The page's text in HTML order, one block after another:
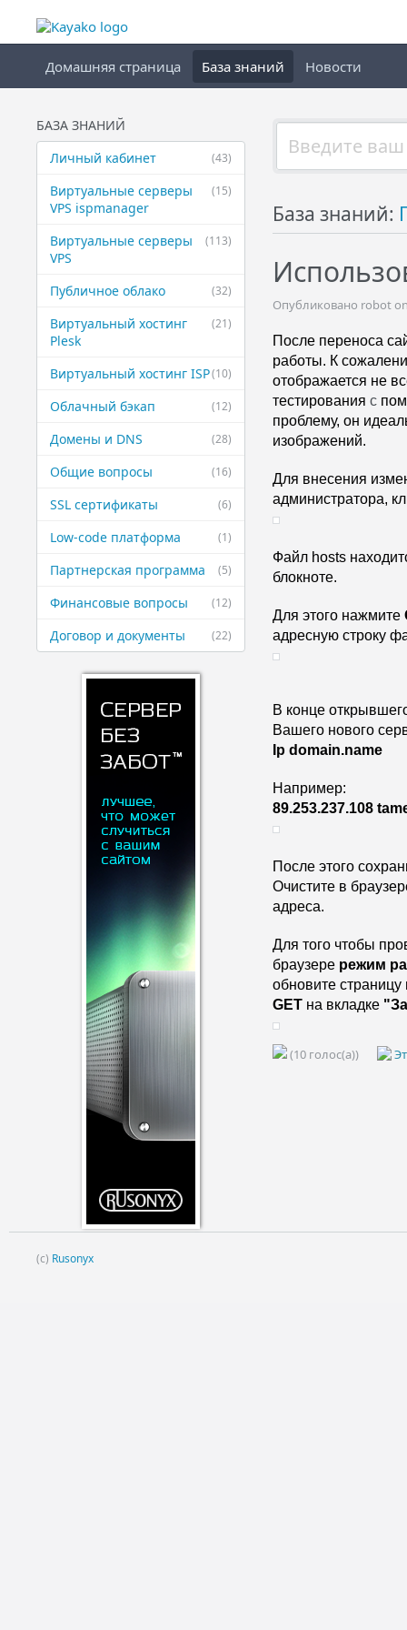
Домашняя страница База знаний Новости
БАЗА ЗНАНИЙ
(43)
Личный кабинет
(15)
Виртуальные ​серверы
VPS ispmanager
(113)
Виртуальные ​серверы
VPS
(32)
Публичное ​облако
(21)
Виртуальный ​хостинг
Plesk
(10)
Виртуальный ​хостинг ISP
(12)
Облачный бэкап
(28)
Домены и DNS
(16)
Общие вопросы
(6)
SSL сертификаты
(1)
Low-code платформа
(5)
Партнерская ​программа
(12)
Финансовые ​вопросы
(22)
Договор и ​документы
База знаний:
Опубликовано robot
После переноса
работы. К
отображается не
тестирования с
проблему, он
изображений.
Для внесения
администратора,
Файл hosts
блокноте.
Для этого нажмите
адресную строку
В конце
Вашего нового
Ip domain.name
Например:
89.253.237.108
После этого
Очистите в
адреса.
Для того чтобы
браузере режим
GET на вкладке
(10 голос(а))
(c) Rusonyx